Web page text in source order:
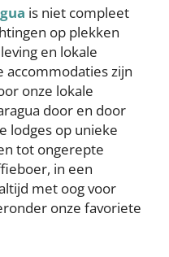
is niet compleet
op plekken
en lokale
accommodaties zijn
onze lokale
door en door
lodges op unieke
tot ongerepte
in een
met oog voor
onze favoriete